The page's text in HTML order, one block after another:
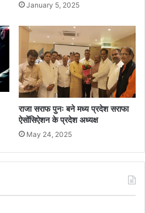
January 5, 2025
राजा सराफ पुनः बने मध्य प्रदेश सराफा
ऐसोंसिऐशन के प्रदेश अध्यक्ष
May 24, 2025